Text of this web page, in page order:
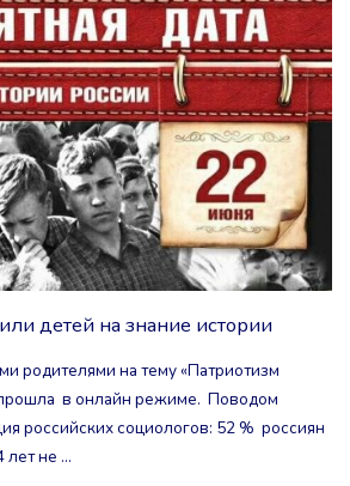
детей на знание истории
родителями на тему «Патриотизм
в онлайн режиме. Поводом
российских социологов: 52 % россиян
лет не …